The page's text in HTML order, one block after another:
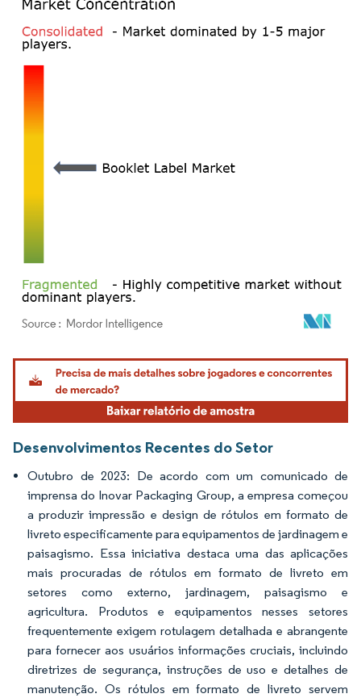
Imagem © Mordor Intelligence. O reuso requer atribuição conforme CC BY 4.0.
Desenvolvimentos Recentes do Setor
Outubro de 2023: De acordo com um comunicado de
imprensa do Inovar Packaging Group, a empresa começou
a produzir impressão e design de rótulos em formato de
livreto especificamente para equipamentos de jardinagem e
paisagismo. Essa iniciativa destaca uma das aplicações
mais procuradas de rótulos em formato de livreto em
setores como externo, jardinagem, paisagismo e
agricultura. Produtos e equipamentos nesses setores
frequentemente exigem rotulagem detalhada e abrangente
para fornecer aos usuários informações cruciais, incluindo
diretrizes de segurança, instruções de uso e detalhes de
manutenção. Os rótulos em formato de livreto servem